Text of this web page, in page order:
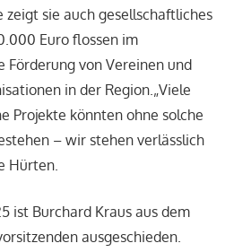
sie auch gesellschaftliches
Euro flossen im
Förderung von Vereinen und
in der Region.„Viele
Projekte könnten ohne solche
– wir stehen verlässlich
Hürten.
ist Burchard Kraus aus dem
ausgeschieden.